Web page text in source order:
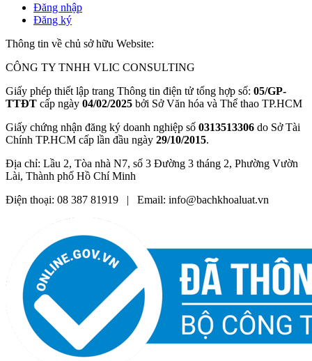
Đăng nhập
Đăng ký
Thông tin về chủ sở hữu Website:
CÔNG TY TNHH VLIC CONSULTING
Giấy phép thiết lập trang Thông tin điện tử tổng hợp số: 05/GP-
TTĐT cấp ngày 04/02/2025 bởi Sở Văn hóa và Thể thao TP.HCM
Giấy chứng nhận đăng ký doanh nghiệp số 0313513306 do Sở Tài
Chính TP.HCM cấp lần đầu ngày 29/10/2015.
Địa chỉ: Lầu 2, Tòa nhà N7, số 3 Đường 3 tháng 2, Phường Vườn
Lài, Thành phố Hồ Chí Minh
Điện thoại: 08 387 81919 | Email: info@bachkhoaluat.vn